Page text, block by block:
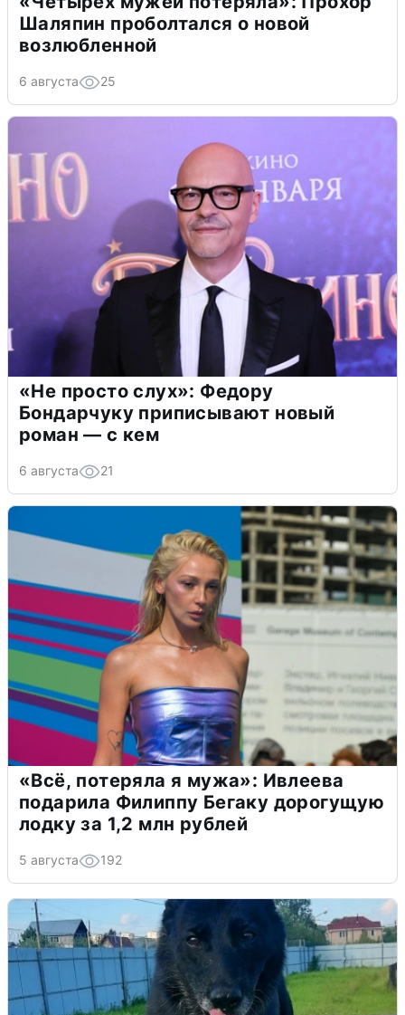
Шаляпин проболтался о новой
возлюбленной
6 августа 25
«Не просто слух»: Федору
Бондарчуку приписывают новый
роман — с кем
6 августа 21
«Всё, потеряла я мужа»: Ивлеева
подарила Филиппу Бегаку дорогущую
лодку за 1,2 млн рублей
5 августа 192